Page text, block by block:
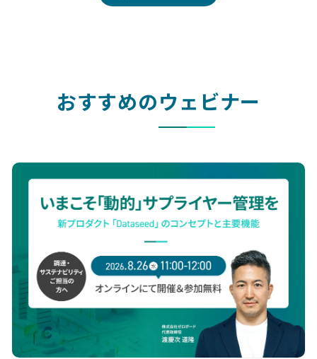
保証機関との認識合わせに不安がある方
保証に耐えうる算定・文書化の考え方
保証対応支援パッケージの内容
おすすめのウェビナー